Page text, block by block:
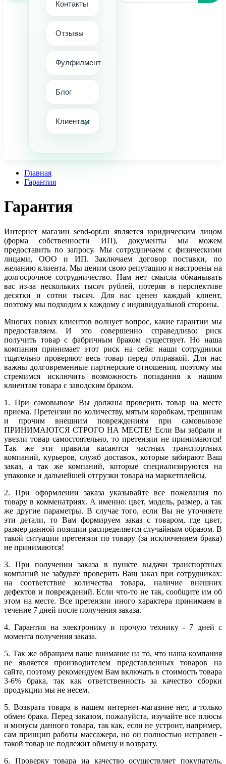
Контакты
Отзывы
Фулфилмент
Блог
Клиентам
Главная
Гарантия
Гарантия
Интернет магазин send-opt.ru является юридическим лицом
(форма собственности ИП), документы мы можем
предоставить по запросу. Мы сотрудничаем с физическими
лицами, ООО и ИП. Заключаем договор поставки, по
желанию клиента. Мы ценим свою репутацию и настроены на
долгосрочное сотрудничество. Нам нет смысла обманывать
вас из-за нескольких тысяч рублей, потеряв в перспективе
десятки и сотни тысяч. Для нас ценен каждый клиент,
поэтому мы подходим к каждому с индивидуальной стороны.
Многих новых клиентов волнует вопрос, какие гарантии мы
предоставляем. И это совершенно справедливо: риск
получить товар с фабричным браком существует. Но наша
компания принимает этот риск на себя: наши сотрудники
тщательно проверяют весь товар перед отправкой. Для нас
важны долговременные партнерские отношения, поэтому мы
стремимся исключить возможность попадания к нашим
клиентам товара с заводским браком.
1. При самовывозе Вы должны проверить товар на месте
приема. Претензии по количеству, мятым коробкам, трещинам
и прочим внешним повреждениям при самовывозе
ПРИНИМАЮТСЯ СТРОГО НА МЕСТЕ! Если Вы забрали и
увезли товар самостоятельно, то претензии не принимаются!
Так же эти правила касаются частных транспортных
компаний, курьеров, служб доставок, которые забирают Ваш
заказ, а так же компаний, которые специализируются на
упаковке и дальнейшей отгрузки товара на маркетплейсы.
2. При оформлении заказа указывайте все пожелания по
товару в комменатриях. А именно: цвет, модель, размер, а так
же другие параметры. В случае того, если Вы не уточняете
эти детали, то Вам формируем заказ с товаром, где цвет,
размер данной позиции распределяется случайным образом. В
такой ситуации претензии по товару (за исключением брака)
не принимаются!
3. При получении заказа в пункте выдачи транспортных
компаний не забудьте проверить Ваш заказ при сотрудниках:
на соответствие количества товара, наличие внешних
дефектов и повреждений. Если что-то не так, сообщите им об
этом на месте. Все претензии иного характера принимаем в
течение 7 дней после получения заказа.
4. Гарантия на электронику и прочую технику - 7 дней с
момента получения заказа.
5. Так же обращаем ваше внимание на то, что наша компания
не является производителем представленных товаров на
сайте, поэтому рекомендуем Вам включать в стоимость товара
3-6% брака, так как ответственность за качество сборки
продукции мы не несем.
5. Возврата товара в нашем интернет-магазине нет, а только
обмен брака. Перед заказом, пожалуйста, изучайте все плюсы
и минусы данного товара, так как, если не устроит, например,
сам принцип работы массажера, но он полностью исправен -
такой товар не подлежит обмену и возврату.
6. Проверку товара на качество осуществляет покупатель,